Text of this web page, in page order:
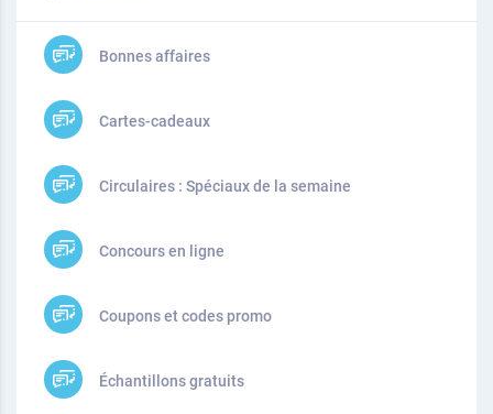
Bonnes affaires
Cartes-cadeaux
Circulaires : Spéciaux de la semaine
Concours en ligne
Coupons et codes promo
Échantillons gratuits